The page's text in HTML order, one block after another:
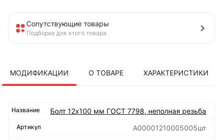
Сопутствующие товары
Подборка для этого товара
МОДИФИКАЦИИ О ТОВАРЕ ХАРАКТЕРИСТИКИ
Болт 12х100 мм ГОСТ 7798, неполная резьба
А00001210005005шт